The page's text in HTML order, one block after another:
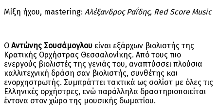
Μίξη ήχου, mastering: ΑλέξανδροςΡαΐδης, Red Score Music
Ο Αντώνης Σουσάμογλου είναι εξάρχων βιολιστής της
Κρατικής Ορχήστρας Θεσσαλονίκης. Από τους πιο
ενεργούς βιολιστές της γενιάς του, αναπτύσσει πλούσια
καλλιτεχνική δράση σαν βιολιστής, συνθέτης και
ενορχηστρωτής. Συμπράττει τακτικά ως σολίστ με όλες τις
Ελληνικές ορχήστρες, ενώ παράλληλα δραστηριοποιείται
έντονα στον χώρο της μουσικής δωματίου.